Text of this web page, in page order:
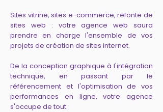
Sites vitrine, sites e-commerce, refonte de
sites web : votre agence web saura
prendre en charge l'ensemble de vos
projets de création de sites internet.
De la conception graphique à l'intégration
technique, en passant par le
référencement et l'optimisation de vos
performances en ligne, votre agence
s'occupe de tout.